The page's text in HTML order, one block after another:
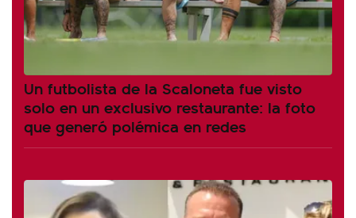
Un futbolista de la Scaloneta fue visto
solo en un exclusivo restaurante: la foto
que generó polémica en redes